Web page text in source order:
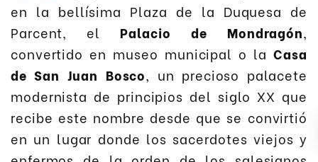
en la bellísima Plaza de la Duquesa de
Parcent, el Palacio de Mondragón,
convertido en museo municipal o laCasa
de San Juan Bosco, un precioso palacete
modernista de principios del siglo XX que
recibe este nombre desde que se convirtió
en un lugar donde los sacerdotes viejos y